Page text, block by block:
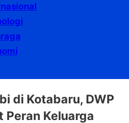
di Kotabaru, DWP
Keluarga